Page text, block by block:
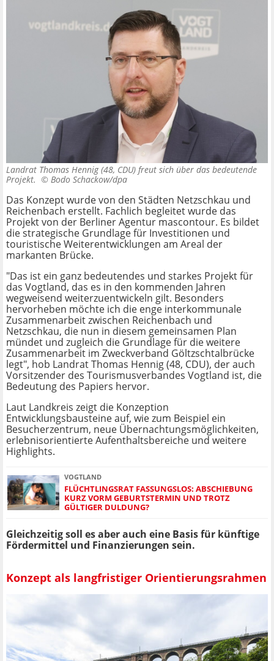
Landrat Thomas Hennig (48, CDU) freut sich über das bedeutende
Projekt. © Bodo Schackow/dpa
Das Konzept wurde von den Städten Netzschkau und
Reichenbach erstellt. Fachlich begleitet wurde das
Projekt von der Berliner Agentur mascontour. Es bildet
die strategische Grundlage für Investitionen und
touristische Weiterentwicklungen am Areal der
markanten Brücke.
"Das ist ein ganz bedeutendes und starkes Projekt für
das Vogtland, das es in den kommenden Jahren
wegweisend weiterzuentwickeln gilt. Besonders
hervorheben möchte ich die enge interkommunale
Zusammenarbeit zwischen Reichenbach und
Netzschkau, die nun in diesem gemeinsamen Plan
mündet und zugleich die Grundlage für die weitere
Zusammenarbeit im Zweckverband Göltzschtalbrücke
legt", hob Landrat Thomas Hennig (48, CDU), der auch
Vorsitzender des Tourismusverbandes Vogtland ist, die
Bedeutung des Papiers hervor.
Laut Landkreis zeigt die Konzeption
Entwicklungsbausteine auf, wie zum Beispiel ein
Besucherzentrum, neue Übernachtungsmöglichkeiten,
erlebnisorientierte Aufenthaltsbereiche und weitere
Highlights.
VOGTLAND
FLÜCHTLINGSRAT FASSUNGSLOS: ABSCHIEBUNG
KURZ VORM GEBURTSTERMIN UND TROTZ
GÜLTIGER DULDUNG?
Gleichzeitig soll es aber auch eine Basis für künftige
Fördermittel und Finanzierungen sein.
Konzept als langfristiger Orientierungsrahmen